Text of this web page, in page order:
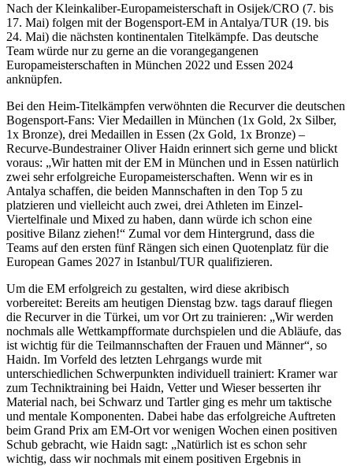
Nach der Kleinkaliber-Europameisterschaft in Osijek/CRO (7. bis
17. Mai) folgen mit der Bogensport-EM in Antalya/TUR (19. bis
24. Mai) die nächsten kontinentalen Titelkämpfe. Das deutsche
Team würde nur zu gerne an die vorangegangenen
Europameisterschaften in München 2022 und Essen 2024
anknüpfen.
Bei den Heim-Titelkämpfen verwöhnten die Recurver die deutschen
Bogensport-Fans: Vier Medaillen in München (1x Gold, 2x Silber,
1x Bronze), drei Medaillen in Essen (2x Gold, 1x Bronze) –
Recurve-Bundestrainer Oliver Haidn erinnert sich gerne und blickt
voraus: „Wir hatten mit der EM in München und in Essen natürlich
zwei sehr erfolgreiche Europameisterschaften. Wenn wir es in
Antalya schaffen, die beiden Mannschaften in den Top 5 zu
platzieren und vielleicht auch zwei, drei Athleten im Einzel-
Viertelfinale und Mixed zu haben, dann würde ich schon eine
positive Bilanz ziehen!“ Zumal vor dem Hintergrund, dass die
Teams auf den ersten fünf Rängen sich einen Quotenplatz für die
European Games 2027 in Istanbul/TUR qualifizieren.
Um die EM erfolgreich zu gestalten, wird diese akribisch
vorbereitet: Bereits am heutigen Dienstag bzw. tags darauf fliegen
die Recurver in die Türkei, um vor Ort zu trainieren: „Wir werden
nochmals alle Wettkampfformate durchspielen und die Abläufe, das
ist wichtig für die Teilmannschaften der Frauen und Männer“, so
Haidn. Im Vorfeld des letzten Lehrgangs wurde mit
unterschiedlichen Schwerpunkten individuell trainiert: Kramer war
zum Techniktraining bei Haidn, Vetter und Wieser besserten ihr
Material nach, bei Schwarz und Tartler ging es mehr um taktische
und mentale Komponenten. Dabei habe das erfolgreiche Auftreten
beim Grand Prix am EM-Ort vor wenigen Wochen einen positiven
Schub gebracht, wie Haidn sagt: „Natürlich ist es schon sehr
wichtig, dass wir nochmals mit einem positiven Ergebnis in